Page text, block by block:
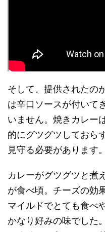
そして、提供されたの
は辛口ソースが付いて
いません。焼きカレー
的にグツグツしておら
見守る必要があります。
カレーがグツグツと煮
が食べ頃。チーズの効
マイルドでとても食べ
かなり好みの味でした